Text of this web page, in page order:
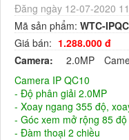
Đăng ngày 12-07-2020
Mã sản phẩm: WTC-
Giá bán: 1.288.000 đ
Camera:
2.0MP
Camera IP QC10
- Độ phân giải 2.0MP
- Xoay ngang 355 độ,
- Góc xem mở rộng 85 độ
- Đàm thoại 2 chiều